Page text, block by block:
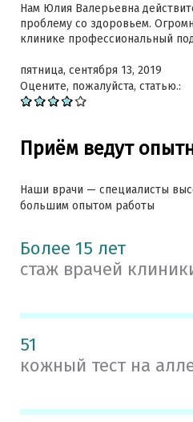
Нам Юлия Валерьевна
проблему со здоровьем.
клинике профессиональный
пятница, сентября 13, 2019
Оцените, пожалуйста, статью.:
Приём ведут
Наши врачи — специалисты
большим опытом работы
Более 15 лет
стаж врачей
51
кожный тест на